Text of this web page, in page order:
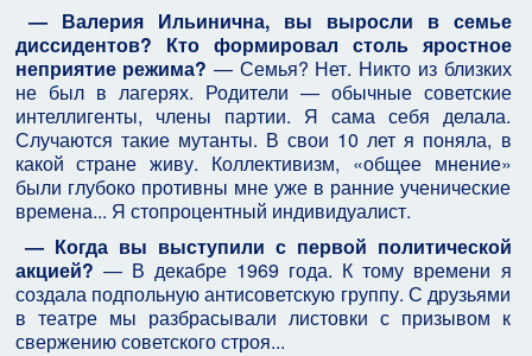
— Валерия Ильинична, вы выросли в семье
диссидентов? Кто формировал столь яростное
неприятие режима? — Семья? Нет. Никто из близких
не был в лагерях. Родители — обычные советские
интеллигенты, члены партии. Я сама себя делала.
Случаются такие мутанты. В свои 10 лет я поняла, в
какой стране живу. Коллективизм, «общее мнение»
были глубоко противны мне уже в ранние ученические
времена... Я стопроцентный индивидуалист.
— Когда вы выступили с первой политической
акцией? — В декабре 1969 года. К тому времени я
создала подпольную антисоветскую группу. С друзьями
в театре мы разбрасывали листовки с призывом к
свержению советского строя...